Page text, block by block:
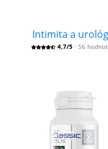
Intimita a
4,7/5 · 56